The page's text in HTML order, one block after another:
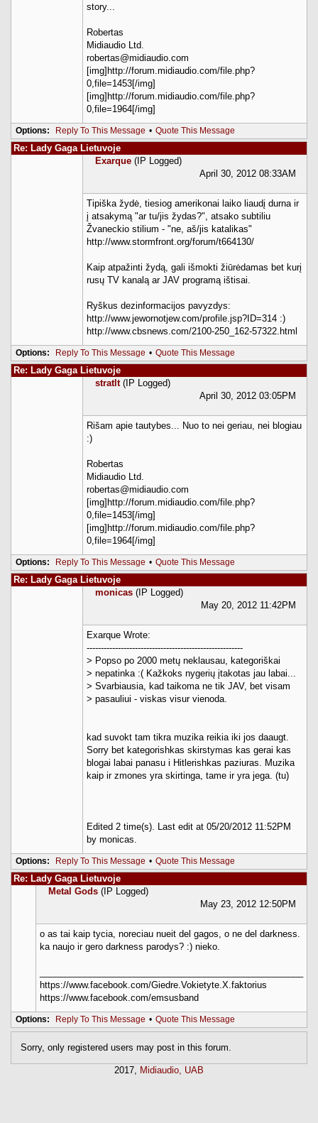
story...
Robertas
Midiaudio Ltd.
robertas@midiaudio.com
[img]http://forum.midiaudio.com/file.php?
0,file=1453[/img]
[img]http://forum.midiaudio.com/file.php?
0,file=1964[/img]
Options: Reply To This Message • Quote This Message
Re: Lady Gaga Lietuvoje
Exarque (IP Logged)
April 30, 2012 08:33AM
Tipiška žydė, tiesiog amerikonai laiko liaudį durna ir
į atsakymą "ar tu/jis žydas?", atsako subtiliu
Žvaneckio stilium - "ne, aš/jis katalikas"
http://www.stormfront.org/forum/t664130/
Kaip atpažinti žydą, gali išmokti žiūrėdamas bet kurį
rusų TV kanalą ar JAV programą ištisai.
Ryškus dezinformacijos pavyzdys:
http://www.jewornotjew.com/profile.jsp?ID=314 :)
http://www.cbsnews.com/2100-250_162-57322.html
Options: Reply To This Message • Quote This Message
Re: Lady Gaga Lietuvoje
stratlt (IP Logged)
April 30, 2012 03:05PM
Rišam apie tautybes... Nuo to nei geriau, nei blogiau
:)
Robertas
Midiaudio Ltd.
robertas@midiaudio.com
[img]http://forum.midiaudio.com/file.php?
0,file=1453[/img]
[img]http://forum.midiaudio.com/file.php?
0,file=1964[/img]
Options: Reply To This Message • Quote This Message
Re: Lady Gaga Lietuvoje
monicas (IP Logged)
May 20, 2012 11:42PM
Exarque Wrote:
-------------------------------------------------------
> Popso po 2000 metų neklausau, kategoriškai
> nepatinka :( Kažkoks nygerių įtakotas jau labai...
> Svarbiausia, kad taikoma ne tik JAV, bet visam
> pasauliui - viskas visur vienoda.
kad suvokt tam tikra muzika reikia iki jos daaugt.
Sorry bet kategorishkas skirstymas kas gerai kas
blogai labai panasu i Hitlerishkas paziuras. Muzika
kaip ir zmones yra skirtinga, tame ir yra jega. (tu)
Edited 2 time(s). Last edit at 05/20/2012 11:52PM
by monicas.
Options: Reply To This Message • Quote This Message
Re: Lady Gaga Lietuvoje
Metal Gods (IP Logged)
May 23, 2012 12:50PM
o as tai kaip tycia, noreciau nueit del gagos, o ne del darkness.
ka naujo ir gero darkness parodys? :) nieko.
https://www.facebook.com/Giedre.Vokietyte.X.faktorius
https://www.facebook.com/emsusband
Options: Reply To This Message • Quote This Message
Sorry, only registered users may post in this forum.
2017, Midiaudio, UAB